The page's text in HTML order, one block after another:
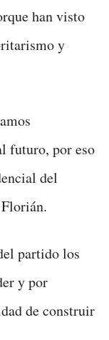
han visto
y
futuro, por eso
del
partido los
y por
de construir